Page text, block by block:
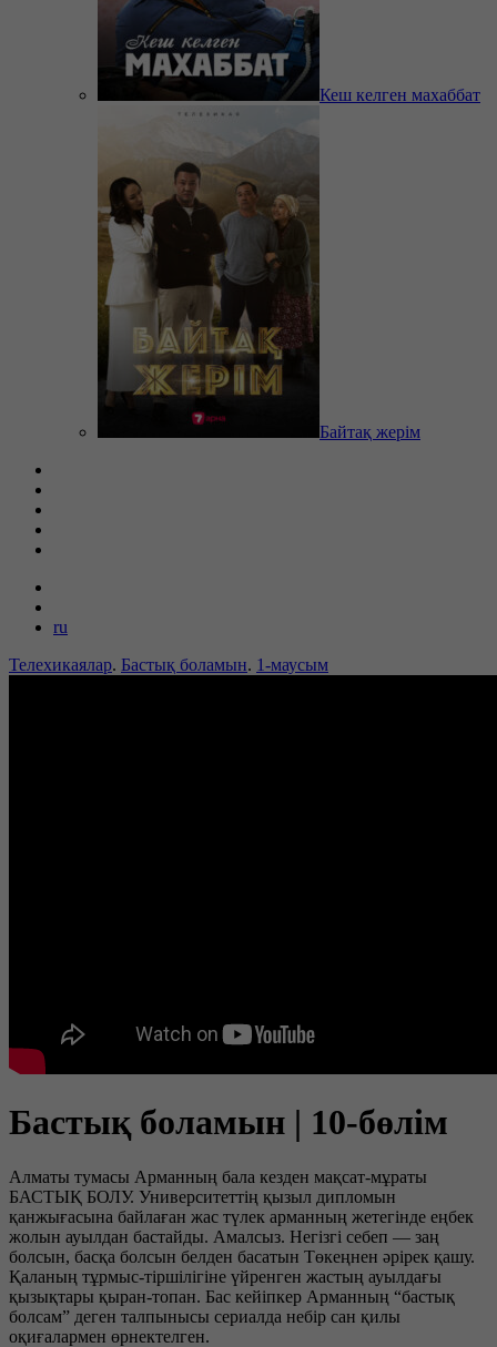
Кеш келген махаббат
Байтақ жерім
ru
Телехикаялар. Бастық боламын. 1-маусым
Бастық боламын | 10-бөлім
Алматы тумасы Арманның бала кезден мақсат-мұраты
БАСТЫҚ БОЛУ. Университеттің қызыл дипломын
қанжығасына байлаған жас түлек арманның жетегінде еңбек
жолын ауылдан бастайды. Амалсыз. Негізгі себеп — заң
болсын, басқа болсын белден басатын Төкеңнен әрірек қашу.
Қаланың тұрмыс-тіршілігіне үйренген жастың ауылдағы
қызықтары қыран-топан. Бас кейіпкер Арманның “бастық
болсам” деген талпынысы сериалда небір сан қилы
оқиғалармен өрнектелген.